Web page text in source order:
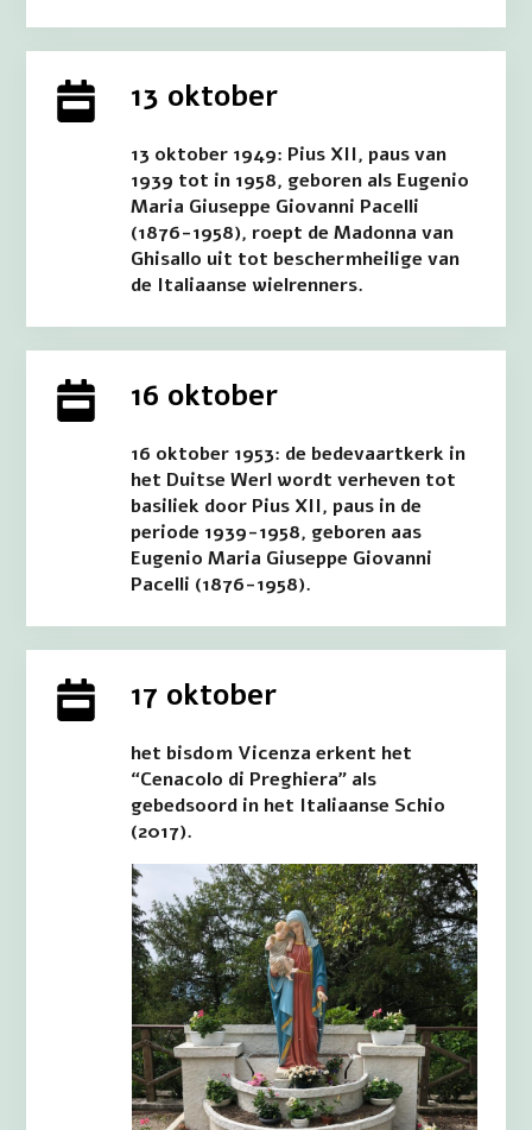
13 oktober
13 oktober 1949: Pius XII, paus van
1939 tot in 1958, geboren als Eugenio
Maria Giuseppe Giovanni Pacelli
(1876-1958), roept de Madonna van
Ghisallo uit tot beschermheilige van
de Italiaanse wielrenners.
16 oktober
16 oktober 1953: de bedevaartkerk in
het Duitse Werl wordt verheven tot
basiliek door Pius XII, paus in de
periode 1939-1958, geboren aas
Eugenio Maria Giuseppe Giovanni
Pacelli (1876-1958).
17 oktober
het bisdom Vicenza erkent het
“Cenacolo di Preghiera” als
gebedsoord in het Italiaanse Schio
(2017).